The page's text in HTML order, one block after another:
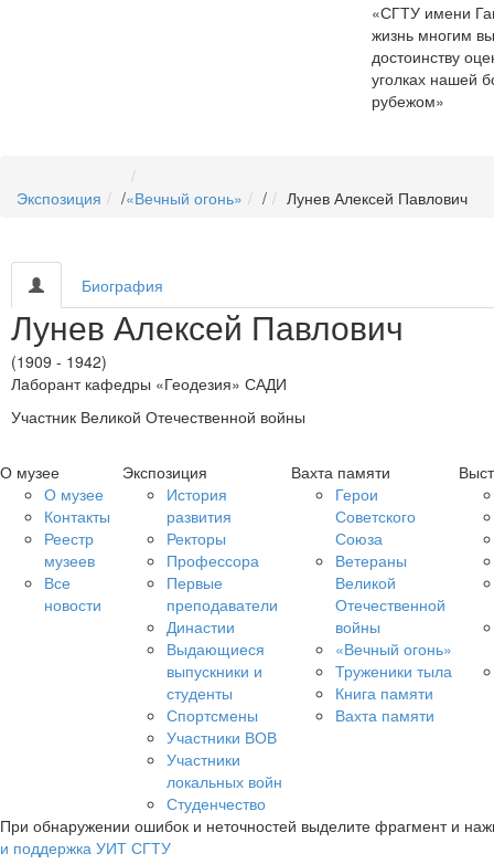
«СГТУ имени
жизнь многим
достоинству
уголках нашей
рубежом»
Экспозиция /«Вечный огонь» / Лунев Алексей Павлович
Биография
Лунев Алексей Павлович
(1909 - 1942)
Лаборант кафедры «Геодезия» САДИ
Участник Великой Отечественной войны
О музее
О музее
Контакты
Реестр
музеев
Все
новости
Экспозиция
История
развития
Ректоры
Профессора
Первые
преподаватели
Династии
Выдающиеся
выпускники и
студенты
Спортсмены
Участники ВОВ
Участники
локальных войн
Студенчество
Вахта памяти
Герои
Советского
Союза
Ветераны
Великой
Отечественной
войны
«Вечный огонь»
Труженики тыла
Книга памяти
Вахта памяти
При обнаружении ошибок и неточностей выделите фрагмент и
и поддержка УИТ СГТУ